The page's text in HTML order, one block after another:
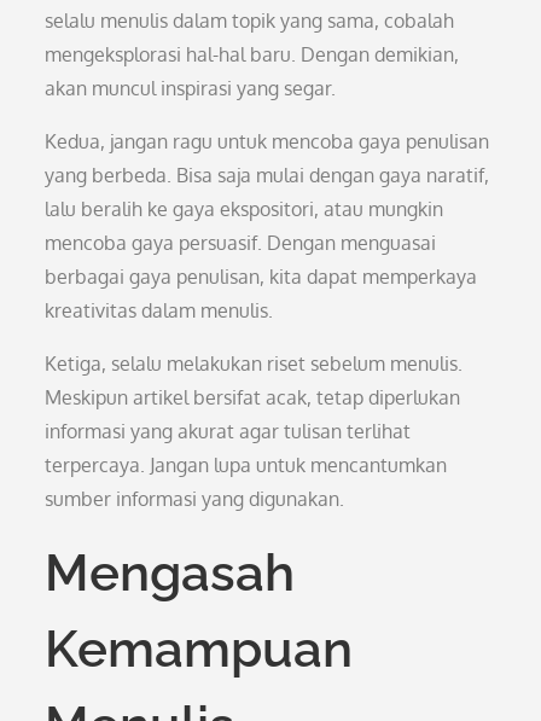
selalu menulis dalam topik yang sama, cobalah
mengeksplorasi hal-hal baru. Dengan demikian,
akan muncul inspirasi yang segar.
Kedua, jangan ragu untuk mencoba gaya penulisan
yang berbeda. Bisa saja mulai dengan gaya naratif,
lalu beralih ke gaya ekspositori, atau mungkin
mencoba gaya persuasif. Dengan menguasai
berbagai gaya penulisan, kita dapat memperkaya
kreativitas dalam menulis.
Ketiga, selalu melakukan riset sebelum menulis.
Meskipun artikel bersifat acak, tetap diperlukan
informasi yang akurat agar tulisan terlihat
terpercaya. Jangan lupa untuk mencantumkan
sumber informasi yang digunakan.
Mengasah
Kemampuan